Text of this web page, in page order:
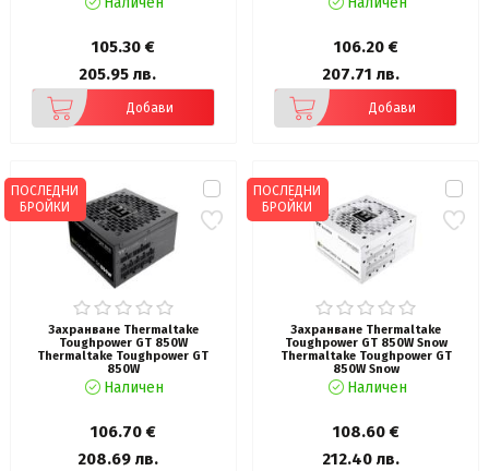
105.30 €
205.95 лв.
Добави
106.20 €
207.71 лв.
Добави
Захранване Thermaltake
Toughpower GT 850W
Thermaltake Toughpower GT
850W
Наличен
106.70 €
208.69 лв.
ПОСЛЕДНИ
БРОЙКИ
Захранване Thermaltake
Toughpower GT 850W Snow
Thermaltake Toughpower GT
850W Snow
Наличен
108.60 €
212.40 лв.
ПОСЛЕДНИ
БРОЙКИ